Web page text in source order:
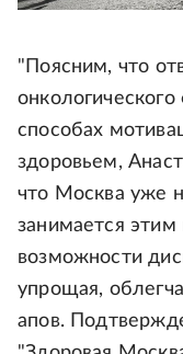
"Поясним, что
способах
здоровьем,
что Москва уже
занимается
возможности
упрощая,
апов.